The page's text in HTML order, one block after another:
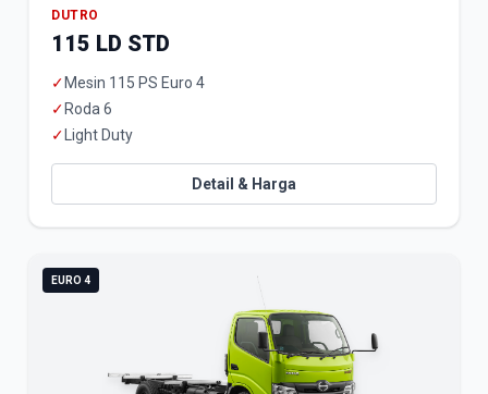
DUTRO
115 LD STD
✓ Mesin 115 PS Euro 4
✓ Roda 6
✓ Light Duty
Detail & Harga
EURO 4